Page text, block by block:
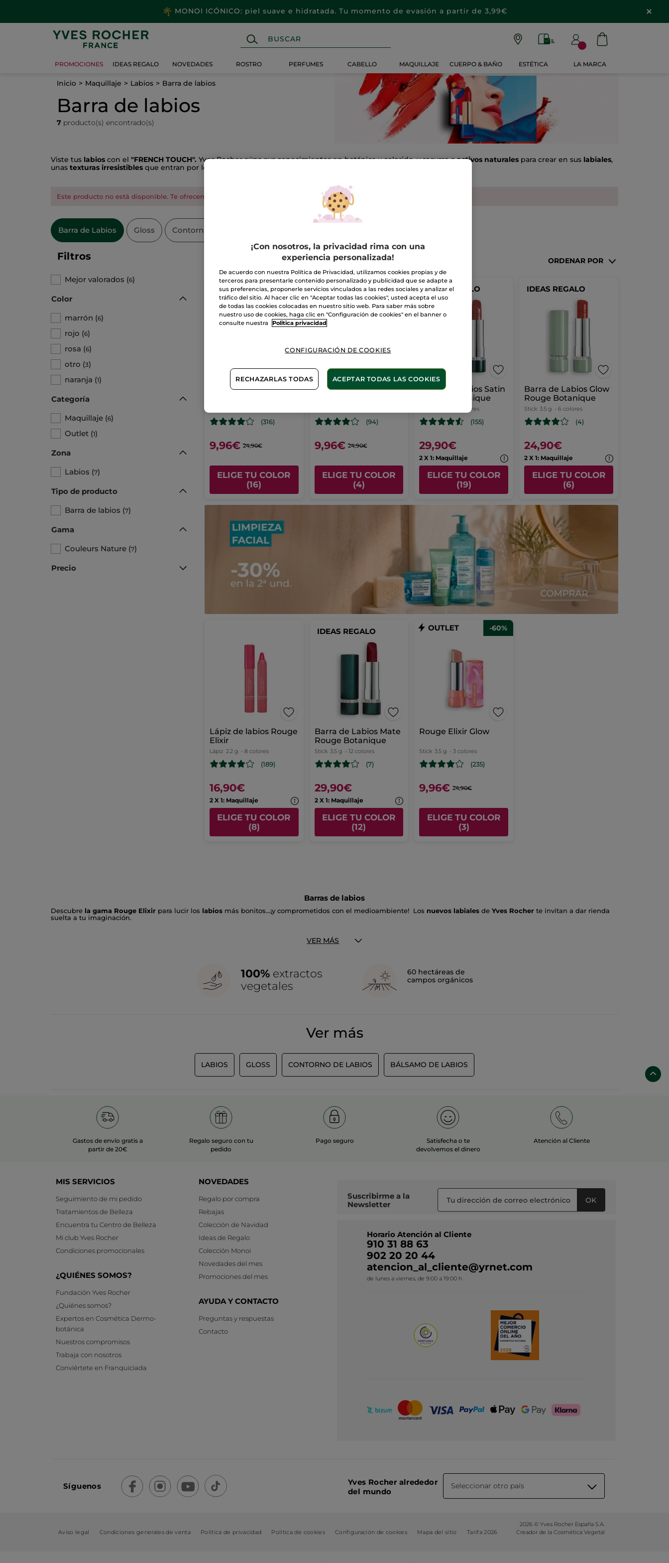
MONOI ICÓNICO: piel suave e hidratada. Tu momento de evasión a partir de 3,99€
PROMOCIONES IDEAS REGALO NOVEDADES ROSTRO PERFUMES CABELLO MAQUILLAJE CUERPO & BAÑO ESTÉTICA LA MARCA
Inicio Maquillaje Labios Barra de labios
Barra de labios
7 producto(s) encontrado(s)
Viste tus labios con el "FRENCH TOUCH". Yves Rocher aúna sus conocimientos en botánica y colorido, y recurre aactivos naturales para crear en sus labiales,
unas texturas irresistibles que entran por los ojos y a través de tu conciencia.
Este producto no está disponible. Te ofrecemos esta selección de productos similares
Barra de Labios Gloss Contorno de Labios
Filtros
Mejor valorados (6)
Color
marrón (6)
rojo (6)
rosa (6)
otro (3)
naranja (1)
Categoría
Maquillaje (6)
Outlet (1)
Zona
Labios (7)
Tipo de producto
Barra de labios (7)
Gama
Couleurs Nature (7)
Precio
ORDENAR POR
Barra de labios
(316)
9,96€ 24,90€
ELIGE TU COLOR
(16)
-60%
Barra de labios
(94)
9,96€ 24,90€
ELIGE TU COLOR
(4)
IDEAS REGALO
Barra de Labios Satin
Rouge Botanique
- 19 colores
(155)
29,90€
2 X 1: Maquillaje
ELIGE TU COLOR
(19)
IDEAS REGALO
Barra de Labios Glow
Rouge Botanique
Stick 3.5 g - 6 colores
(4)
24,90€
2 X 1: Maquillaje
ELIGE TU COLOR
(6)
Lápiz de labios Rouge
Elixir
Lápiz 2.2 g - 8 colores
(189)
16,90€
2 X 1: Maquillaje
ELIGE TU COLOR
(8)
IDEAS REGALO
Barra de Labios Mate
Rouge Botanique
Stick 3.5 g - 12 colores
(7)
29,90€
2 X 1: Maquillaje
ELIGE TU COLOR
(12)
-60%
Rouge Elixir Glow
Stick 3.5 g - 3 colores
(235)
9,96€ 24,90€
ELIGE TU COLOR
(3)
Barras de labios
Descubre la gama Rouge Elixir para lucir los labios más bonitos...¡y comprometidos con el medioambiente! Los nuevos labiales de Yves Rocher te invitan a dar rienda
suelta a tu imaginación.
aporta un acabado mate satinado
acartona y se funde con los labios con un irresistible efecto de segunda piel. En 24 tonos.​​​​​​​
que los pigmentos no se acartonen y se fundan con los labios con un irresistible efecto de segunda piel.En 12 tonos.
Formulados con hasta un 83% de ingredientes de origen natural, estos labiales suponen además un hito en reciclaje al ser
completamente desmontables. Además, todoel plástico que contiene es reciclado y reciclable.
VER MÁS
100% extractos
vegetales
60 hectáreas de
campos orgánicos
Ver más
LABIOS GLOSS CONTORNO DE LABIOS BÁLSAMO DE LABIOS
Gastos de envío gratis a
partir de 20€
Regalo seguro con tu
pedido
Pago seguro
Satisfecha o te
devolvemos el dinero
Atención al Cliente
MIS SERVICIOS
Seguimiento de mi pedido
Tratamientos de Belleza
Encuentra tu Centro de Belleza
Mi club Yves Rocher
Condiciones promocionales
¿QUIÉNES SOMOS?
Fundación Yves Rocher
¿Quiénes somos?
Expertos en Cosmética Dermo-
botánica
Nuestros compromisos
Trabaja con nosotros
Conviértete en Franquiciada
NOVEDADES
Regalo por compra
Rebajas
Colección de Navidad
Ideas de Regalo
Colección Monoi
Novedades del mes
Promociones del mes
AYUDA Y CONTACTO
Preguntas y respuestas
Contacto
Suscribirme a la
Newsletter
OK
Horario Atención al Cliente
910 31 88 63
902 20 20 44
atencion_al_cliente@yrnet.com
de lunes a viernes, de 9:00 a 19:00 h
Síguenos
Yves Rocher alrededor
del mundo
Seleccionar otro país
Aviso legal Condiciones generales de venta Política de privacidad Política de cookies Configuración de cookies Mapa del sitio Tarifa 2026
2026 © Yves Rocher España S.A.
Creador de la Cosmética Vegetal
¡Con nosotros, la privacidad rima con una
experiencia personalizada!
De acuerdo con nuestra Política de Privacidad, utilizamos cookies propias y de
terceros para presentarle contenido personalizado y publicidad que se adapte a
sus preferencias, proponerle servicios vinculados a las redes sociales y analizar el
tráfico del sitio. Al hacer clic en "Aceptar todas las cookies", usted acepta el uso
de todas las cookies colocadas en nuestro sitio web. Para saber más sobre
nuestro uso de cookies, haga clic en "Configuración de cookies" en el banner o
consulte nuestra
Politica privacidad
CONFIGURACIÓN DE COOKIES
RECHAZARLAS TODAS ACEPTAR TODAS LAS COOKIES